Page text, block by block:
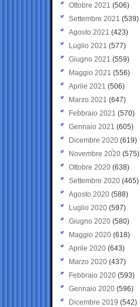
Ottobre 2021 (506)
Settembre 2021 (539)
Agosto 2021 (423)
Luglio 2021 (577)
Giugno 2021(559)
Maggio 2021 (556)
Aprile 2021 (506)
Marzo 2021 (647)
Febbraio 2021 (570)
Gennaio 2021 (605)
Dicembre 2020 (619)
Novembre 2020 (575)
Ottobre 2020 (638)
Settembre 2020(465)
Agosto 2020 (588)
Luglio 2020 (597)
Giugno 2020 (580)
Maggio 2020 (618)
Aprile 2020 (643)
Marzo 2020 (437)
Febbraio 2020 (593)
Gennaio 2020 (596)
Dicembre 2019 (542)